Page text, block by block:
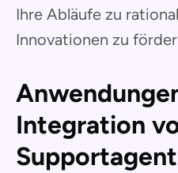
Ihre Abläufe zu
Innovationen zu
Integration